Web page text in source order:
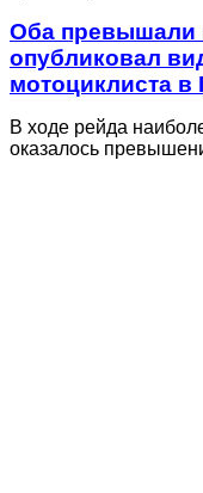
Оба превышали
опубликовал
мотоциклиста в
В ходе рейда
оказалось